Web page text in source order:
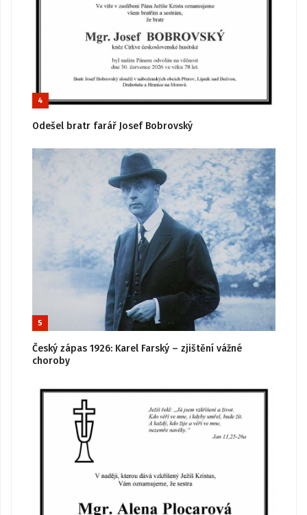
4
Odešel bratr farář Josef Bobrovský
5
Český zápas 1926: Karel Farský – zjištění vážné
choroby